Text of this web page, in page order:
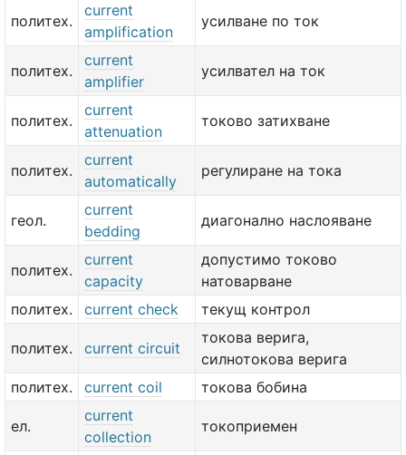
политех.
current
amplification
усилване по ток
политех.
current
amplifier
усилвател на ток
политех.
current
attenuation
токово затихване
политех.
current
automatically
регулиране на тока
геол.
current
bedding
диагонално наслояване
политех.
current
capacity
допустимо токово
натоварване
политех.
current check текущ контрол
политех. current circuit
токова верига,
силнотокова верига
политех.
current coil токова бобина
ел.
current
collection
токоприемен